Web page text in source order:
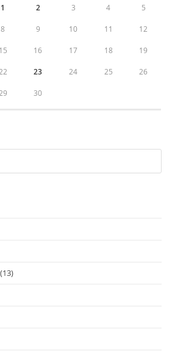
1 2 3 4 5
8 9 10 11 12
15 16 17 18 19
23 24 25 26
30
(13)